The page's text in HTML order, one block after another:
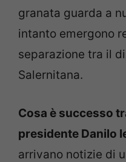
granata guarda a
intanto emergono
separazione tra il
Salernitana.
Cosa è successo
presidente Danilo
arrivano notizie di